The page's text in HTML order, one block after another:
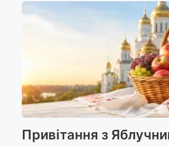
Привітання з